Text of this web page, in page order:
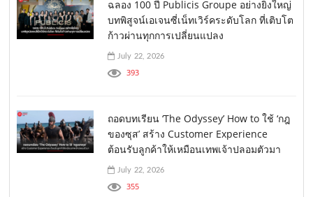
ฉลอง 100 ปี Publicis Groupe อย่างยิ่งใหญ่
บทพิสูจน์เอเจนซี่เน็ทเวิร์คระดับโลก ที่เติบโต
ก้าวผ่านทุกการเปลี่ยนแปลง
July 22, 2026
393
ถอดบทเรียน ‘The Odyssey’ How to ใช้ ‘กฎ
ของซุส’ สร้าง Customer Experience
ต้อนรับลูกค้าให้เหมือนเทพเจ้าปลอมตัวมา
July 22, 2026
355